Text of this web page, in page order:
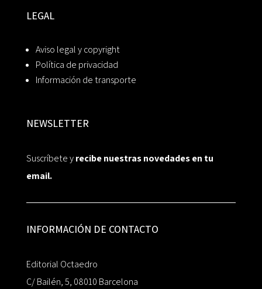
LEGAL
Aviso legal y copyright
Política de privacidad
Información de transporte
NEWSLETTER
Suscríbete yrecibe nuestras novedades en tu
email.
INFORMACIÓN DE CONTACTO
Editorial Octaedro
C/ Bailén, 5, 08010 Barcelona